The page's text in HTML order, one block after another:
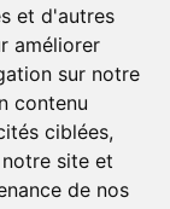
et d'autres
améliorer
sur notre
contenu
ciblées,
site et
de nos
réservés.